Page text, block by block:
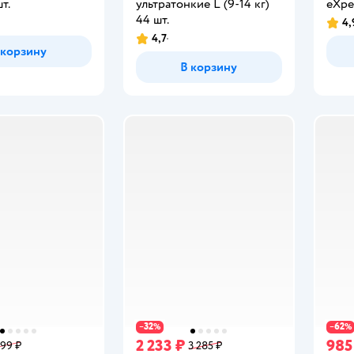
ультратонкие L (9-14 кг)
44 шт.
Рейтинг:
4,7
В корзину
₽
−32%
2 233 ₽ 3 285 ₽
−62%